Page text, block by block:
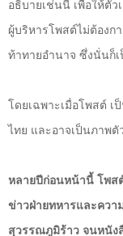
อธิบายเช่นนี้ เพื่อให้ตั
ผู้บริหารโพสต์ไม่ต้องก
ท้าทายอำนาจ ซึ่งนั่นก็
โดยเฉพาะเมื่อโพสต์
ไทย และอาจเป็นภาพ
หลายปีก่อนหน้านี้ โพส
ข่าวฝ่ายทหารและควา
สุวรรณภูมิร้าว จนหนัง